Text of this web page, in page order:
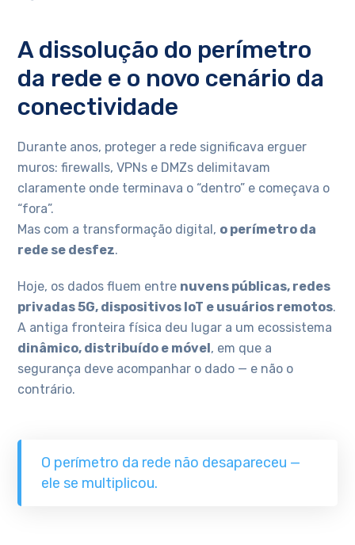
A dissolução do perímetro
da rede e o novo cenário da
conectividade
Durante anos, proteger a rede significava erguer
muros: firewalls, VPNs e DMZs delimitavam
claramente onde terminava o “dentro” e começava o
“fora”.
Mas com a transformação digital, o perímetro da
rede se desfez.
Hoje, os dados fluem entre nuvens públicas, redes
privadas 5G, dispositivos IoT e usuários remotos.
A antiga fronteira física deu lugar a um ecossistema
dinâmico, distribuído e móvel, em que a
segurança deve acompanhar o dado — e não o
contrário.
O perímetro da rede não desapareceu —
ele se multiplicou.